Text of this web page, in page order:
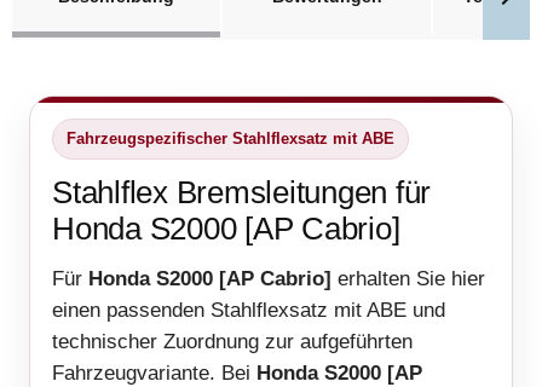
Fahrzeugspezifischer Stahlflexsatz mit ABE
Stahlflex Bremsleitungen für
Honda S2000 [AP Cabrio]
Für Honda S2000 [AP Cabrio] erhalten Sie hier
einen passenden Stahlflexsatz mit ABE und
technischer Zuordnung zur aufgeführten
Fahrzeugvariante. Bei Honda S2000 [AP